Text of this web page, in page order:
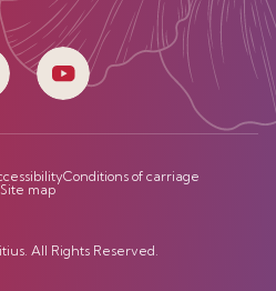
Conditions of carriage
Site map
All Rights Reserved.